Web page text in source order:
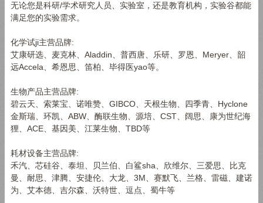
无论您是科研/学术研究人员、实验室，还是教育机构，实验谷都能
满足您的实验需求。
化学试ji主营品牌:
艾康研选、麦克林、Aladdin、普西唐、乐研、罗恩、Meryer、韶
远Accela、希恩思、笛柏、毕得医yao等。
生物产品主营品牌:
碧云天、索莱宝、诺唯赞、GIBCO、天根生物、四季青、Hyclone
金斯瑞、环凯、ABW、酶联生物、源培、CST、阔思、康为世纪海
狸、ACE、基因美、江莱生物、TBD等
耗材设备主营品牌:
禾汽、芯硅谷、泰坦、贝兰伯、白鲨sha、欣维尔、三爱思、比克
曼、耐思、津腾、安捷伦、大龙、3M、赛默飞、兰格、雷磁、建诺
为、艾本德、吉尔森、沃特世、逗点、蜀牛等